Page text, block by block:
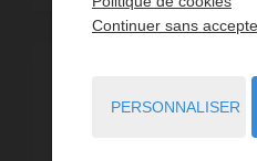
RÉSERVATION DERNIÈRE
Continuer sans
PERSONNALISER